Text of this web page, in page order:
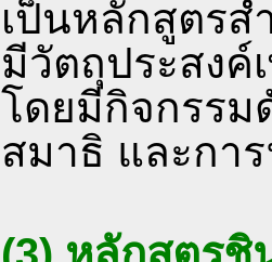
เป็นหลักสูตร
มีวัตถุประสงค์
โดยมีกิจกรรม
สมาธิ และกา